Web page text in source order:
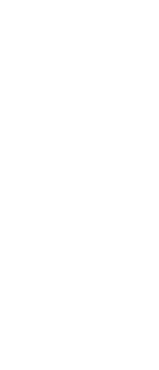
いただいている可能性
掲載内容をご確認のう
いたします。